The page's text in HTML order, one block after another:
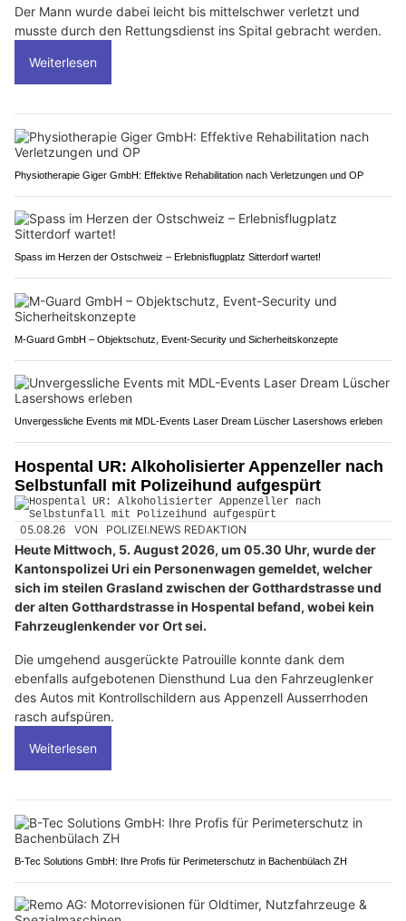
Der Mann wurde dabei leicht bis mittelschwer verletzt und
musste durch den Rettungsdienst ins Spital gebracht werden.
Weiterlesen
Physiotherapie Giger GmbH: Effektive Rehabilitation nach Verletzungen und OP
Spass im Herzen der Ostschweiz – Erlebnisflugplatz Sitterdorf wartet!
M-Guard GmbH – Objektschutz, Event-Security und Sicherheitskonzepte
Unvergessliche Events mit MDL-Events Laser Dream Lüscher Lasershows erleben
Hospental UR: Alkoholisierter Appenzeller nach
Selbstunfall mit Polizeihund aufgespürt
05.08.26 VON POLIZEI.NEWS REDAKTION
Heute Mittwoch, 5. August 2026, um 05.30 Uhr, wurde der
Kantonspolizei Uri ein Personenwagen gemeldet, welcher
sich im steilen Grasland zwischen der Gotthardstrasse und
der alten Gotthardstrasse in Hospental befand, wobei kein
Fahrzeuglenkender vor Ort sei.
Die umgehend ausgerückte Patrouille konnte dank dem
ebenfalls aufgebotenen Diensthund Lua den Fahrzeuglenker
des Autos mit Kontrollschildern aus Appenzell Ausserrhoden
rasch aufspüren.
Weiterlesen
B-Tec Solutions GmbH: Ihre Profis für Perimeterschutz in Bachenbülach ZH